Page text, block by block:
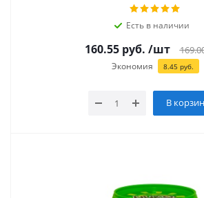
Есть в наличии
160.55руб. /шт
Экономия 8.45 руб.
В